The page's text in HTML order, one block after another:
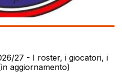
27 - I roster, i giocatori, i
aggiornamento)